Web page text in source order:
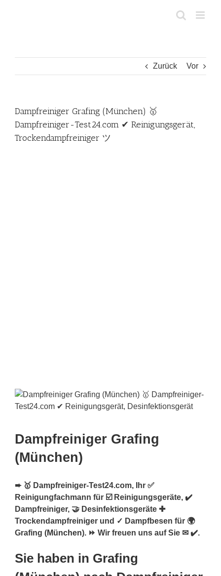
Zurück Vor
Dampfreiniger Grafing (München) 🥇
Dampfreiniger-Test24.com ✔ Reinigungsgerät,
Trockendampfreiniger ツ
Dampfreiniger Grafing
(München)
➨ 🥇 Dampfreiniger-Test24.com, Ihr ✅
Reinigungfachmann für ☑️ Reinigungsgeräte, ✔️
Dampfreiniger, 🤝 Desinfektionsgeräte ✚
Trockendampfreiniger und ✓ Dampfbesen für 🌍
Grafing (München). ⏩ Wir freuen uns auf Sie ✉ ✔️.
Sie haben in Grafing